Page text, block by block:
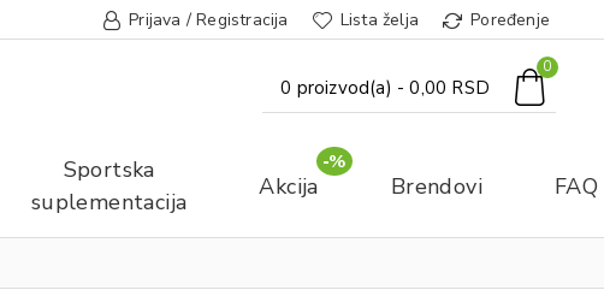
Prijava / Registracija Lista želja Poređenje
0 proizvod(a) - 0,00 RSD
0
Sportska
suplementacija
Akcija
-%
Brendovi FAQ